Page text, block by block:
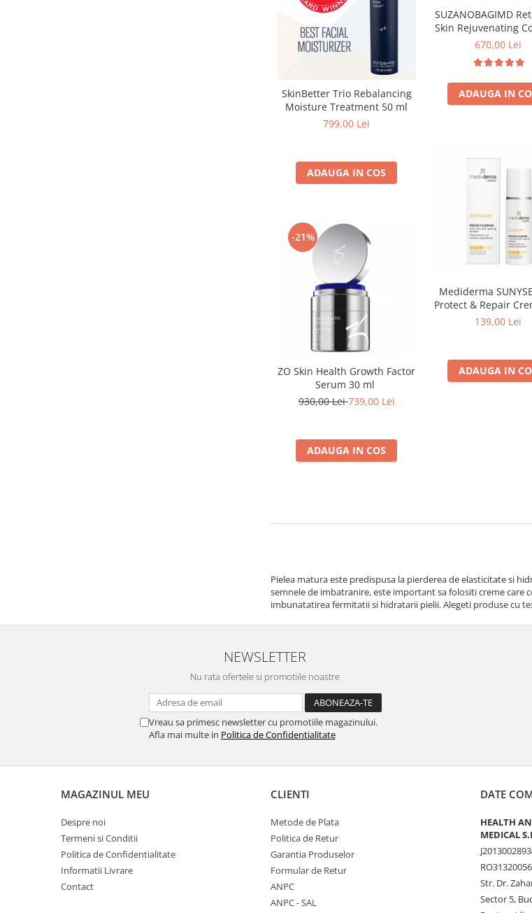
SUZANOBAGIMD
Skin Rejuvenating
Crema cu670,00 Lei
ADAUGA IN
SkinBetter Trio Rebalancing
Moisture Treatment 50 ml
799,00 Lei
ADAUGA IN COS
Mediderma
Protect & Repair
Protectie Solara
139,00 Lei
ADAUGA IN
-21%
ZO Skin Health Growth Factor
Serum 30 ml
930,00 Lei739,00 Lei
ADAUGA IN COS
Pielea matura este predispusa la pierderea de elasticitate si
semnele de imbatranire, este important sa folositi creme
imbunatatirea fermitatii si hidratarii pielii. Alegeti produse cu
NEWSLETTER
Nu rata ofertele si promotiile noastre
Vreau sa primesc newsletter cu promotiile magazinului.
Afla mai multe in Politica de Confidentialitate
MAGAZINUL MEU
Despre noi
Termeni si Conditii
Politica de Confidentialitate
Informatii Livrare
Contact
CLIENTI
Metode de Plata
Politica de Retur
Garantia Produselor
Formular de Retur
ANPC
ANPC - SAL
DATE
HEALTH
MEDICAL
RO31320056
Str. Dr.
Sector 5,